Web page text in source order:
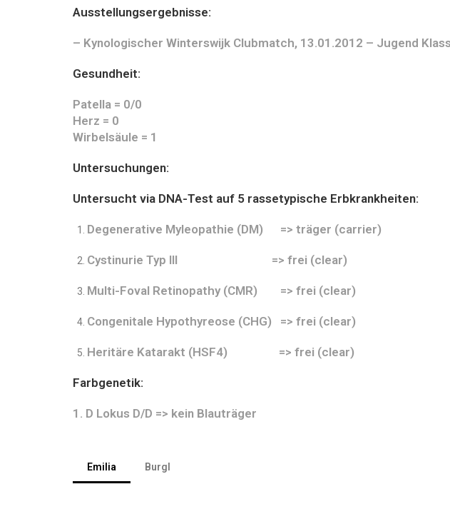
Ausstellungsergebnisse:
– Kynologischer Winterswijk Clubmatch, 13.01.2012 – Jugend
Gesundheit:
Patella = 0/0
Herz = 0
Wirbelsäule = 1
Untersuchungen:
Untersucht via DNA-Test auf 5 rassetypische Erbkrankheiten:
Degenerative Myleopathie (DM) => träger (carrier)
Cystinurie Typ III => frei (clear)
Multi-Foval Retinopathy (CMR) => frei (clear)
Congenitale Hypothyreose (CHG) => frei (clear)
Heritäre Katarakt (HSF4) => frei (clear)
Farbgenetik:
1. D Lokus D/D => kein Blauträger
Emilia Burgl